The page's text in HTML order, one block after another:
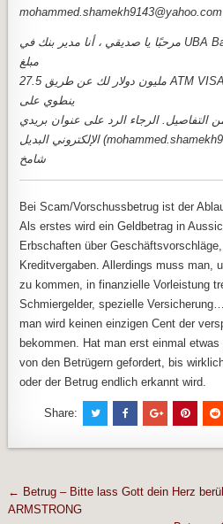
مرحبًا يا صديقي ، أنا مدير بنك في UBA Bank Plc bf. أرغب في تحويل
مبلغ
27.5 مليون دولار لك عن طريق ATM VISA CARD. 50٪ ستكون لك. لا
ينطوي على
الرجاء الرد على عنوان بريدي
الإلكتروني البديل (mohammed.shamekh9143@yahoo.com) السيد محمد
شامخ
Bei Scam/Vorschussbetrug ist der
Als erstes wird ein Geldbetrag in
Erbschaften über
Kreditvergaben. Allerdings muss man,
zu kommen, in finanzielle Vorleistung
Schmiergelder, spezielle
man wird keinen einzigen Cent der
bekommen. Hat man erst einmal
von den Betrügern gefordert, bis
oder der Betrug endlich erkannt wird.
Share:
← Betrug – Bitte lass Gott dein Herz
ARMSTRONG